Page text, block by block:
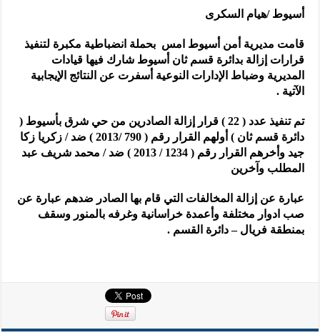
أسيوط /هيام السكرى
قامت مديرية أمن أسيوط امس بحملة انضباطية مكبرة لتنفيذ
قرارات إزالة بدائرة قسم ثان أسيوط شارك فيها قيادات
المديرية وضباط الإدارات النوعية أسفرت عن النتائج الإيجابية
الآتية .
تم تنفيذ عدد ( 22 ) قرار إزالة الصادرين من حي شرق بأسيوط (
دائرة قسم ثان ) أولهم القرار رقم ( 790 /2013 ) ضد / زكريا زكا
جيد وأخرهم القرار رقم ( 1234 / 2013 ) ضد / محمد شريف عبد
المطلب وآخرين
عبارة عن إزالة المخالفات التي قام بها الصادر ضدهم عبارة عن
صب ادوار مختلفة وأعمدة خراسانية وغرفه بالمنور وسقف
بمنطقة فريال – دائرة القسم .